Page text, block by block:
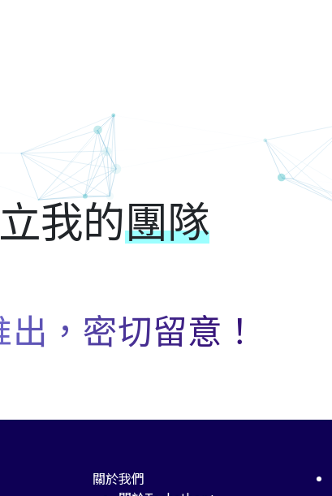
Techathon+
我的團隊
，密切留意！
關於我們